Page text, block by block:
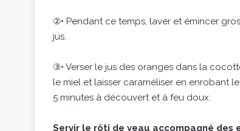
②• Pendant ce temps, laver et émincer
jus.
③• Verser le jus des oranges dans la
le miel et laisser caraméliser en enrobant
5 minutes à découvert et à feu doux.
Servir le rôti de veau accompagné des